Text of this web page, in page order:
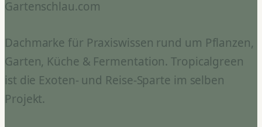
Gartenschlau.com
Dachmarke für Praxiswissen rund um Pflanzen,
Garten, Küche & Fermentation. Tropicalgreen
ist die Exoten- und Reise-Sparte im selben
Projekt.